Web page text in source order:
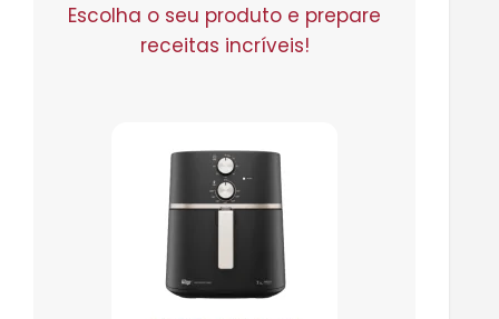
Escolha o seu produto e prepare
receitas incríveis!